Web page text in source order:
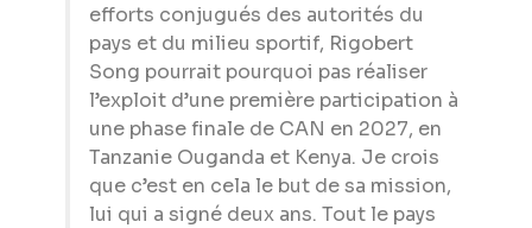
efforts conjugués des autorités du
pays et du milieu sportif, Rigobert
Song pourrait pourquoi pas réaliser
l’exploit d’une première participation à
une phase finale de CAN en 2027, en
Tanzanie Ouganda et Kenya. Je crois
que c’est en cela le but de sa mission,
lui qui a signé deux ans. Tout le pays